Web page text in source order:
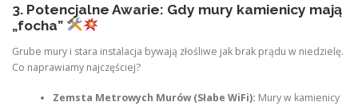
3. Potencjalne Awarie: Gdy mury kamienicy mają
„focha”
Grube mury i stara instalacja bywają złośliwe jak brak prądu w niedzielę.
Co naprawiamy najczęściej?
Zemsta Metrowych Murów (Słabe WiFi): Mury w kamienicy